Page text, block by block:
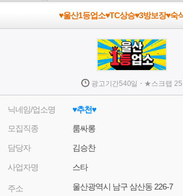
♥울산1등업소♥TC상승♥3방보장♥숙
광고기간540일 · ★스크랩 25
닉네임/업소명
♥추천♥
모집직종
룸싸롱
담당자 김승찬
사업자명 스타
주소 울산광역시 남구 삼산동 226-7